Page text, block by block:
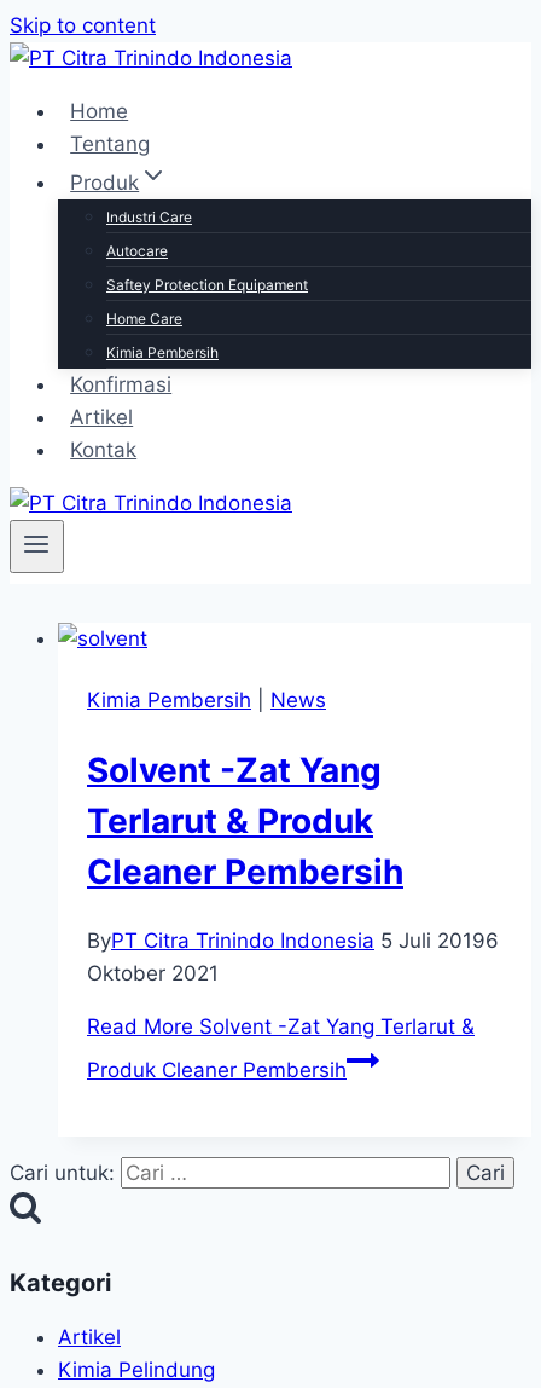
Skip to content
Home
Tentang
Produk
Industri Care
Autocare
Saftey Protection Equipament
Home Care
Kimia Pembersih
Konfirmasi
Artikel
Kontak
Kimia Pembersih News
Solvent -Zat Yang
Terlarut & Produk
Cleaner Pembersih
ByPT Citra Trinindo Indonesia 5 Juli 20196
Oktober 2021
Read More Solvent -Zat Yang Terlarut &
Produk Cleaner Pembersih
Cari untuk:
Kategori
Artikel
Kimia Pelindung